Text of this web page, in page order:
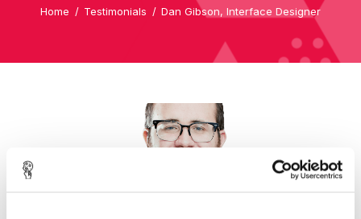
Home Testimonials Dan Gibson, Interface Designer